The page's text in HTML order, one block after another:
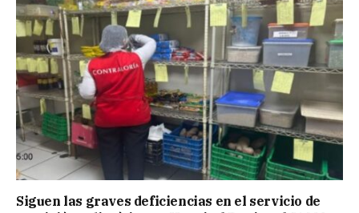
Siguen las graves deficiencias en el servicio de